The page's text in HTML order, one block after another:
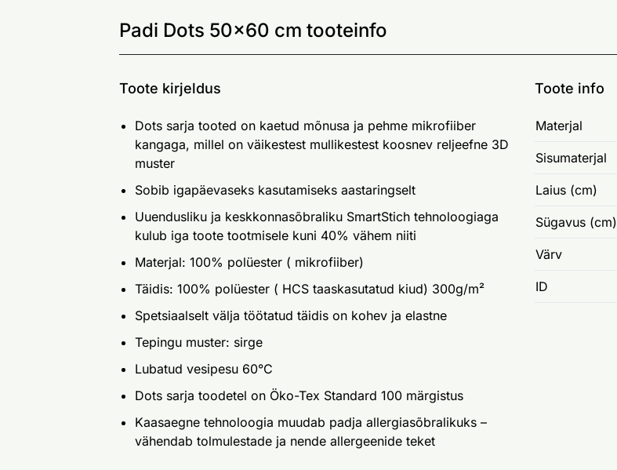
Padi Dots 50x60 cm tooteinfo
Toote kirjeldus
Dots sarja tooted on kaetud mõnusa ja pehme mikrofiiber
kangaga, millel on väikestest mullikestest koosnev reljeefne 3D
muster
Sobib igapäevaseks kasutamiseks aastaringselt
Uuendusliku ja keskkonnasõbraliku SmartStich tehnoloogiaga
kulub iga toote tootmisele kuni 40% vähem niiti
Materjal: 100% polüester ( mikrofiiber)
Täidis: 100% polüester ( HCS taaskasutatud kiud) 300g/m²
Spetsiaalselt välja töötatud täidis on kohev ja elastne
Tepingu muster: sirge
Lubatud vesipesu 60°C
Dots sarja toodetel on Öko-Tex Standard 100 märgistus
Kaasaegne tehnoloogia muudab padja allergiasõbralikuks –
vähendab tolmulestade ja nende allergeenide teket
Toote info
Materjal
Sisumaterjal
Laius (cm)
Sügavus (cm)
Värv
ID